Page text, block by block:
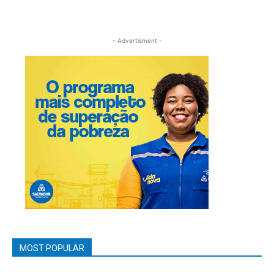
- Advertisment -
MOST POPULAR